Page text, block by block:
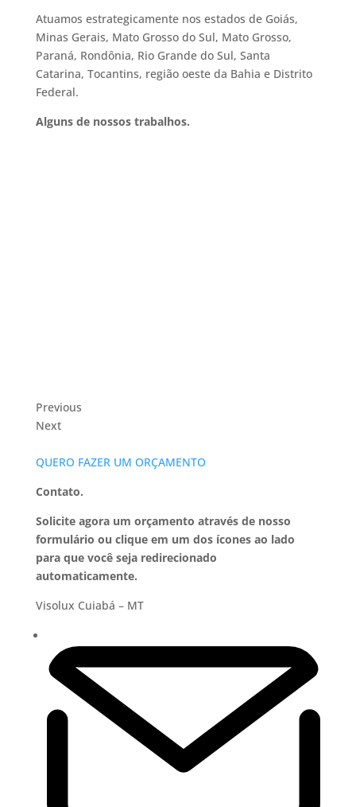
Atuamos estrategicamente nos estados de Goiás,
Minas Gerais, Mato Grosso do Sul, Mato Grosso,
Paraná, Rondônia, Rio Grande do Sul, Santa
Catarina, Tocantins, região oeste da Bahia e Distrito
Federal.
Alguns de nossos trabalhos.
Previous
Next
QUERO FAZER UM ORÇAMENTO
Contato.
Solicite agora um orçamento através de nosso
formulário ou clique em um dos ícones ao lado
para que você seja redirecionado
automaticamente.
Visolux Cuiabá – MT